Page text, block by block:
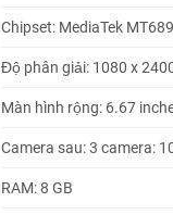
Chipset: MediaTek
Độ phân giải: 1080 x
Màn hình rộng: 6.67
Camera sau: 3 camera:
RAM: 8 GB